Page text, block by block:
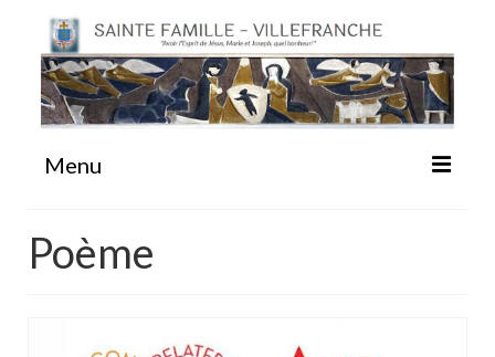
Menu
#87 (pas de titre)
Poème